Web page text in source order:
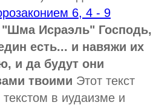
6, 4 - 9
Исраэль" Господь,
есть... и навяжи их
и да будут они
твоими Этот текст
в иудаизме и